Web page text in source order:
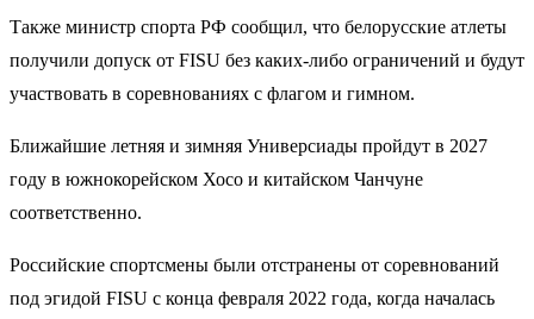
Также министр спорта РФ сообщил, что белорусские атлеты
получили допуск от FISU без каких-либо ограничений и будут
участвовать в соревнованиях с флагом и гимном.
Ближайшие летняя и зимняя Универсиады пройдут в 2027
году в южнокорейском Хосо и китайском Чанчуне
соответственно.
Российские спортсмены были отстранены от соревнований
под эгидой FISU с конца февраля 2022 года, когда началась